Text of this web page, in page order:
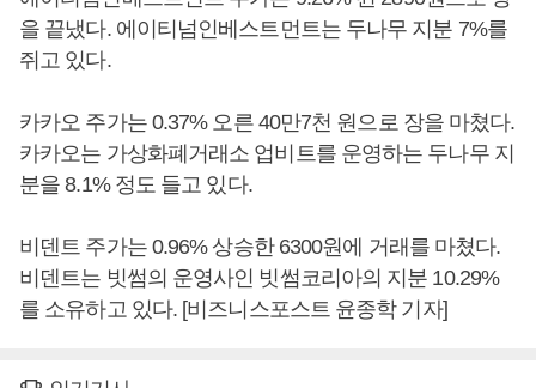
을 끝냈다. 에이티넘인베스트먼트는 두나무 지분 7%를
쥐고 있다.
카카오 주가는 0.37% 오른 40만7천 원으로 장을 마쳤다.
카카오는 가상화폐거래소 업비트를 운영하는 두나무 지
분을 8.1% 정도 들고 있다.
비덴트 주가는 0.96% 상승한 6300원에 거래를 마쳤다.
비덴트는 빗썸의 운영사인 빗썸코리아의 지분 10.29%
를 소유하고 있다. [비즈니스포스트 윤종학 기자]